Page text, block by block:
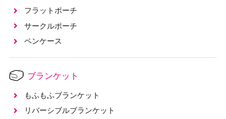
フラットポーチ
サークルポーチ
ペンケース
ブランケット
もふもふブランケット
リバーシブルブランケット